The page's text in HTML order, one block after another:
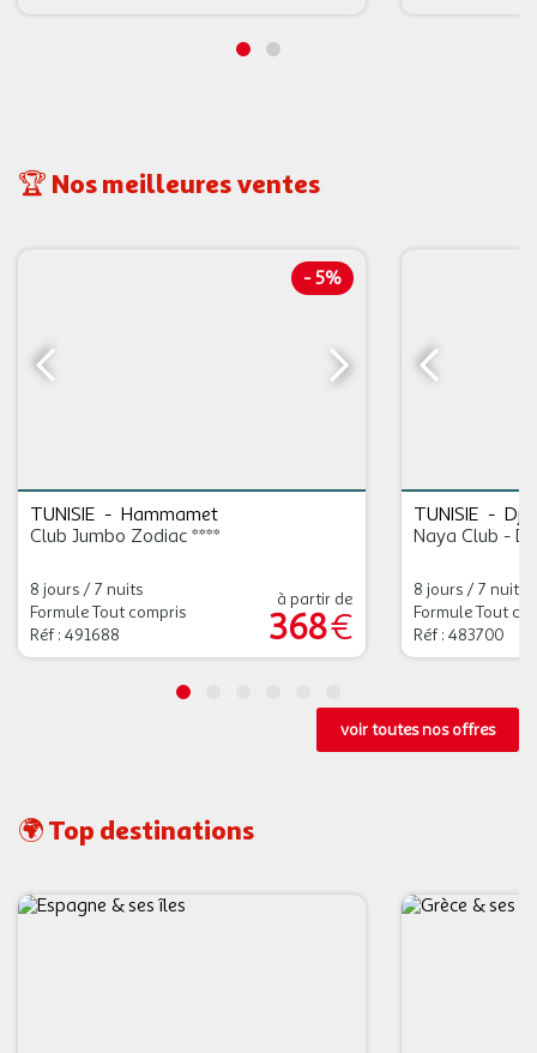
🏆 Nos meilleures ventes
- 5%
TUNISIE - Hammamet
Club Jumbo Zodiac ****
8 jours / 7 nuits
Formule Tout compris
Réf : 491688
à partir de
368€
TUNISIE -
Naya Club -
8 jours / 7 nuits
Formule Tout
Réf : 483700
voir toutes nos offres
🌍 Top destinations